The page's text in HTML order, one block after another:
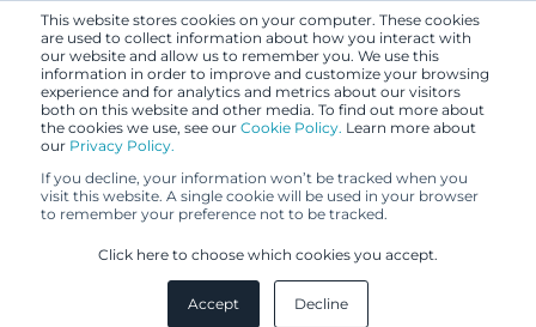
This website stores cookies on your computer. These cookies
are used to collect information about how you interact with
our website and allow us to remember you. We use this
information in order to improve and customize your browsing
experience and for analytics and metrics about our visitors
both on this website and other media. To find out more about
the cookies we use, see our Cookie Policy. Learn more about
our Privacy Policy.
If you decline, your information won’t be tracked when you
visit this website. A single cookie will be used in your browser
to remember your preference not to be tracked.
Click here to choose which cookies you accept.
Accept Decline
15.3.2016
Osallistu yhteisömallillasi
DesignEuropa-kilpailuun!